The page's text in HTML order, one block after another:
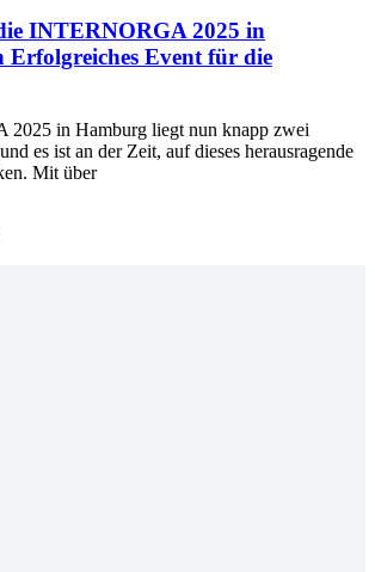
INTERNORGA 2025 in
Event für die
in Hamburg liegt nun knapp zwei
es ist an der Zeit, auf dieses herausragende
Mit über